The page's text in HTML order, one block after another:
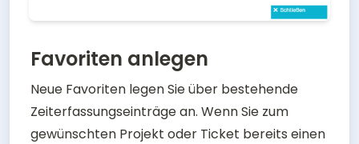
Favoriten anlegen
Neue Favoriten legen Sie über bestehende
Zeiterfassungseinträge an. Wenn Sie zum
gewünschten Projekt oder Ticket bereits einen